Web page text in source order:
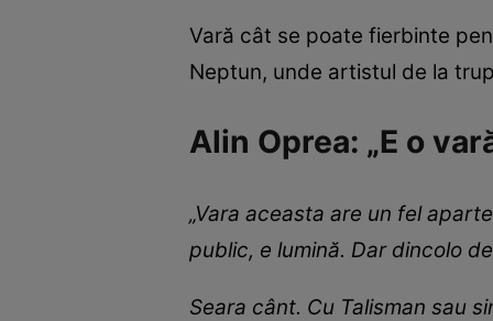
Vară cât se poate fierbinte
Neptun, unde artistul de la
Alin Oprea: „E o
„Vara aceasta are un fel
public, e lumină. Dar dincolo
Seara cânt. Cu Talisman sau